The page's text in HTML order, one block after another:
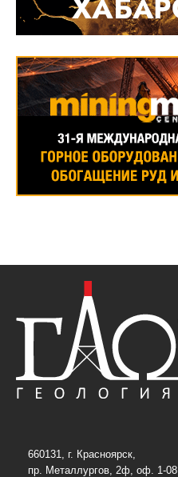
660131, г. Красноярск,
пр. Металлургов, 2ф, оф. 1-08